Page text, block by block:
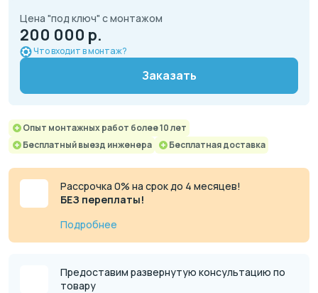
Цена "под ключ" с монтажом
200 000 р.
Что входит в монтаж?
Заказать
Опыт монтажных работ более 10 лет
Бесплатный выезд инженера
Бесплатная доставка
Рассрочка 0% на срок до 4 месяцев!
БЕЗ переплаты!
Подробнее
Предоставим развернутую консультацию по
товару